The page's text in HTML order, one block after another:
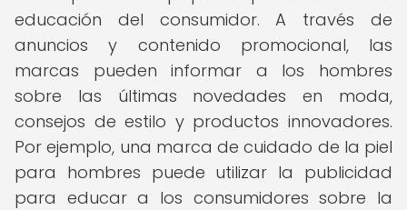
educación del consumidor. A través de
anuncios y contenido promocional, las
marcas pueden informar a los hombres
sobre las últimas novedades en moda,
consejos de estilo y productos innovadores.
Por ejemplo, una marca de cuidado de la piel
para hombres puede utilizar la publicidad
para educar a los consumidores sobre la